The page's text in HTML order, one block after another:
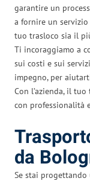
garantire un
a fornire un
tuo trasloco sia il
Ti incoraggiamo a
sui costi e sui
impegno, per
Con l’azienda, il
con professionalità
da
Se stai progettando